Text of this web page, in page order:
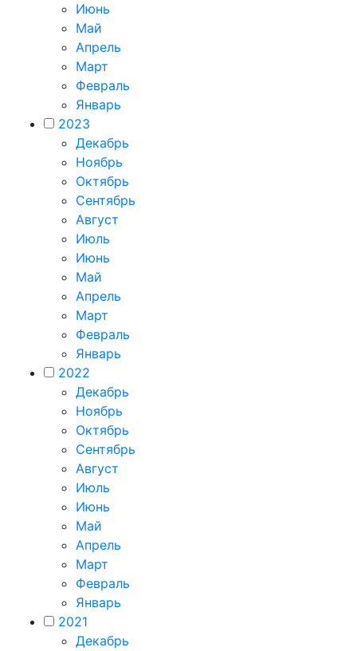
Июнь
Май
Апрель
Март
Февраль
Январь
2023
Декабрь
Ноябрь
Октябрь
Сентябрь
Август
Июль
Июнь
Май
Апрель
Март
Февраль
Январь
2022
Декабрь
Ноябрь
Октябрь
Сентябрь
Август
Июль
Июнь
Май
Апрель
Март
Февраль
Январь
2021
Декабрь